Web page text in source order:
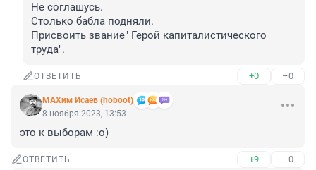
Не соглашусь.
Столько бабла подняли.
Присвоить звание" Герой капиталистического
труда".
ОТВЕТИТЬ +0 –0
МАХим Исаев (hoboot)
8 ноября 2023, 13:53
это к выборам :о)
ОТВЕТИТЬ +9 –0